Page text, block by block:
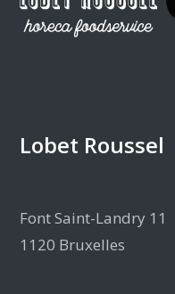
Lobet Roussel
Font Saint-Landry 11
1120 Bruxelles